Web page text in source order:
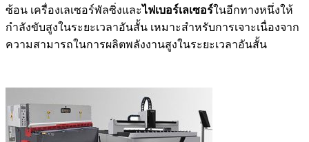
ซ้อน เครื่องเลเซอร์พัลซิ่งและไฟเบอร์เลเซอร์ในอีกทางหนึ่งให้
กำลังขับสูงในระยะเวลาอันสั้น เหมาะสำหรับการเจาะเนื่องจาก
ความสามารถในการผลิตพลังงานสูงในระยะเวลาอันสั้น